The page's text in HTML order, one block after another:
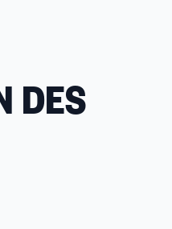
DES